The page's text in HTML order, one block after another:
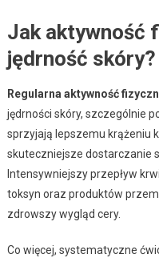
Jak aktywność
jędrność skóry?
Regularna aktywność
jędrności skóry, szczególnie
sprzyjają lepszemu krążeniu
skuteczniejsze dostarczanie
Intensywniejszy przepływ
toksyn oraz produktów
zdrowszy wygląd cery.
Co więcej, systematyczne